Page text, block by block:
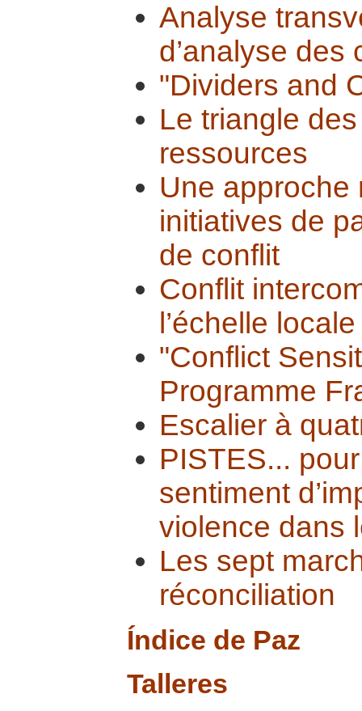
Analyse
d’analyse des
"Dividers and
Le triangle
ressources
Une approche
initiatives de
de conflit
Conflit
l’échelle
"Conflict
Programme
Escalier à
PISTES...
sentiment
violence dans
Les sept
réconciliation
Índice de Paz
Talleres